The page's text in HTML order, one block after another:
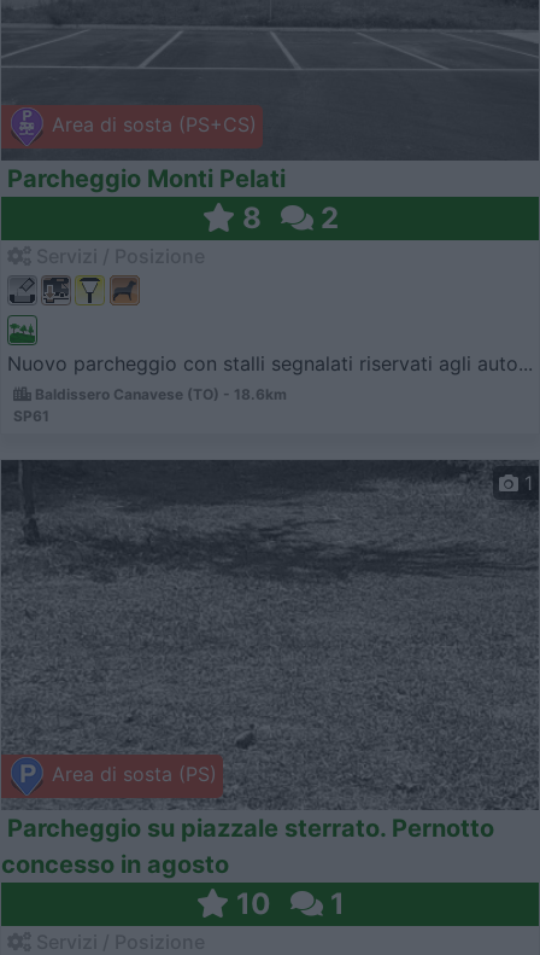
Area di sosta (PS+CS)
Parcheggio Monti Pelati
8 2
Nuovo parcheggio con stalli segnalati riservati agli auto...
Baldissero Canavese (TO) - 18.6km
SP61
Area di sosta (PS)
1
Parcheggio su piazzale sterrato. Pernotto
concesso in agosto
10 1